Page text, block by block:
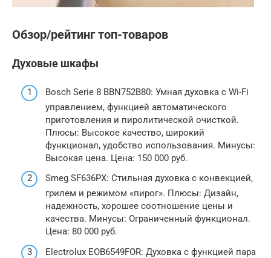
Обзор/рейтинг топ-товаров
Духовые шкафы
Bosch Serie 8 BBN752B80: Умная духовка с Wi-Fi
управлением, функцией автоматического
приготовления и пиролитической очисткой.
Плюсы: Высокое качество, широкий
функционал, удобство использования. Минусы:
Высокая цена. Цена: 150 000 руб.
Smeg SF636PX: Стильная духовка с конвекцией,
грилем и режимом «пирог». Плюсы: Дизайн,
надежность, хорошее соотношение цены и
качества. Минусы: Ограниченный функционал.
Цена: 80 000 руб.
Electrolux EOB6549FOR: Духовка с функцией пара